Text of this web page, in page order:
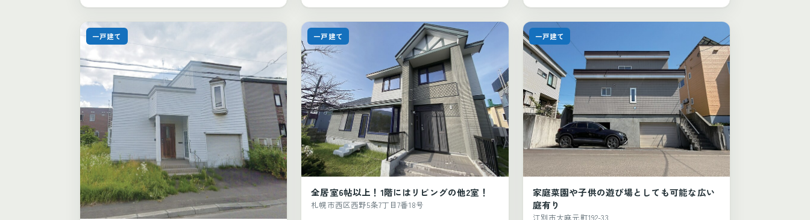
一戸建て 一戸建て
全居室6帖以上！1階にはリビングの他2室！
札幌市西区西野5条7丁目7番18号
一戸建て
家庭菜園や子供の遊び場としても可能な広い
庭有り
江別市大麻元町192-33